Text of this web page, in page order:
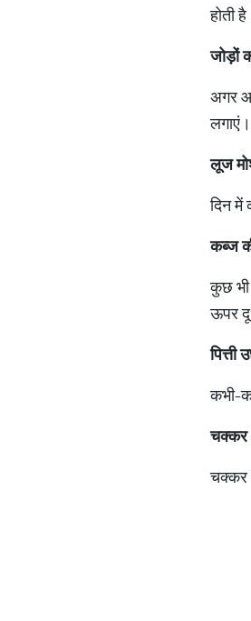
होती
जोड़ों
अगर
लूज
दिन में
कब्ज
कुछ भी
ऊपर
पित्ती
कभी-
चक्कर
चक्कर